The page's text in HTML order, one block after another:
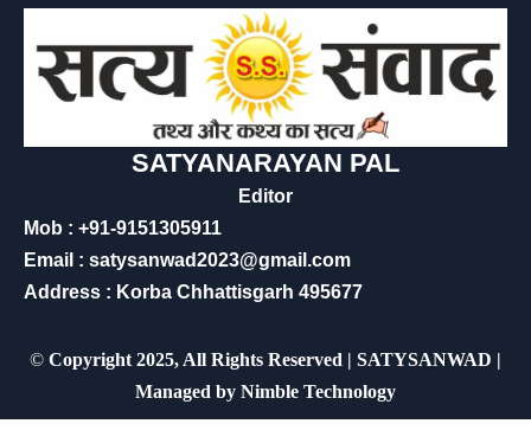
SATYANARAYAN PAL
Editor
Mob : +91-9151305911
Email : satysanwad2023@gmail.com
Address : Korba Chhattisgarh 495677
© Copyright 2025, All Rights Reserved | SATYSANWAD |
Managed by Nimble Technology